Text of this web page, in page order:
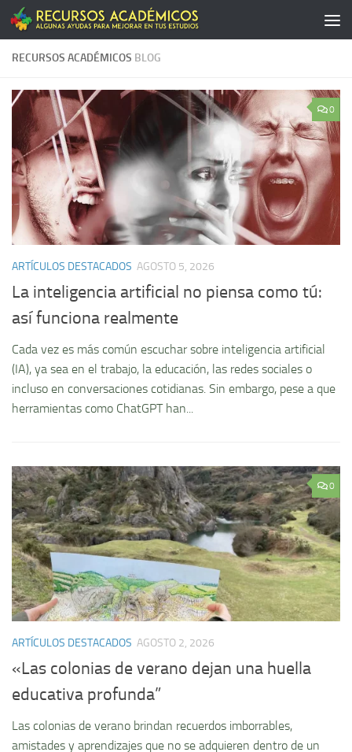
Saltar al contenido
RECURSOS ACADÉMICOS BLOG
0
ARTÍCULOS DESTACADOS AGOSTO 5, 2026
La inteligencia artificial no piensa como tú:
así funciona realmente
Cada vez es más común escuchar sobre inteligencia artificial
(IA), ya sea en el trabajo, la educación, las redes sociales o
incluso en conversaciones cotidianas. Sin embargo, pese a que
herramientas como ChatGPT han...
0
ARTÍCULOS DESTACADOS AGOSTO 2, 2026
«Las colonias de verano dejan una huella
educativa profunda”
Las colonias de verano brindan recuerdos imborrables,
amistades y aprendizajes que no se adquieren dentro de un